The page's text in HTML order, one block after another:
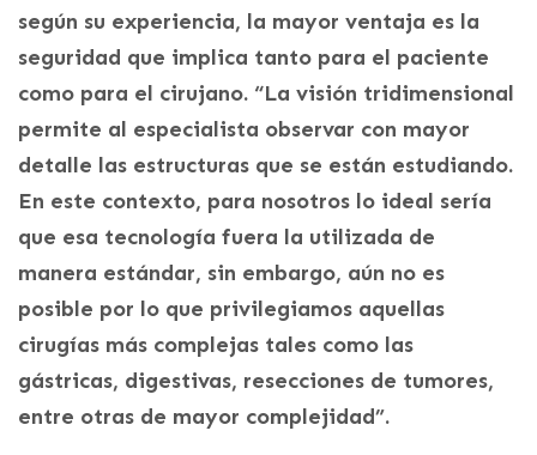
según su experiencia, la mayor ventaja es la
seguridad que implica tanto para el paciente
como para el cirujano. “La visión tridimensional
permite al especialista observar con mayor
detalle las estructuras que se están estudiando.
En este contexto, para nosotros lo ideal sería
que esa tecnología fuera la utilizada de
manera estándar, sin embargo, aún no es
posible por lo que privilegiamos aquellas
cirugías más complejas tales como las
gástricas, digestivas, resecciones de tumores,
entre otras de mayor complejidad”.